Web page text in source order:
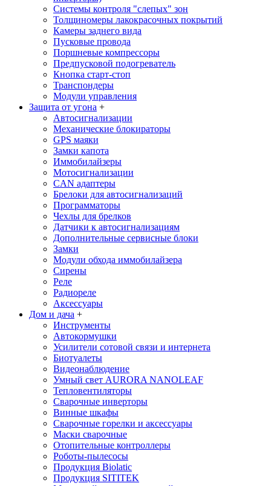
Системы контроля "слепых" зон
Толщиномеры лакокрасочных покрытий
Камеры заднего вида
Пусковые провода
Поршневые компрессоры
Предпусковой подогреватель
Кнопка старт-стоп
Транспондеры
Модули управления
Защита от угона +
Автосигнализации
Механические блoкираторы
GPS маяки
Замки капота
Иммобилайзеры
Мотосигнализации
CAN адаптеры
Брелоки для автосигнализаций
Программаторы
Чехлы для брелков
Датчики к автосигнализациям
Дополнительные сервисные блоки
Замки
Модули обхода иммобилайзера
Сирены
Реле
Радиореле
Аксессуары
Дом и дача +
Инструменты
Автокормушки
Усилители сотовой связи и интернета
Биотуалеты
Видеонаблюдение
Умный свет AURORA NANOLEAF
Тепловентиляторы
Сварочные инверторы
Винные шкафы
Сварочные горелки и аксессуары
Маски сварочные
Отопительные контроллеры
Роботы-пылесосы
Продукция Biolatic
Продукция SITITEK